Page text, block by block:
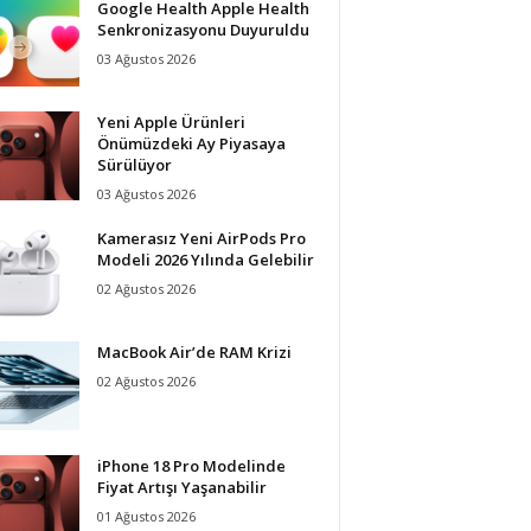
Google Health Apple Health
Senkronizasyonu Duyuruldu
03 Ağustos 2026
Yeni Apple Ürünleri
Önümüzdeki Ay Piyasaya
Sürülüyor
03 Ağustos 2026
Kamerasız Yeni AirPods Pro
Modeli 2026 Yılında Gelebilir
02 Ağustos 2026
MacBook Air’de RAM Krizi
02 Ağustos 2026
iPhone 18 Pro Modelinde
Fiyat Artışı Yaşanabilir
01 Ağustos 2026